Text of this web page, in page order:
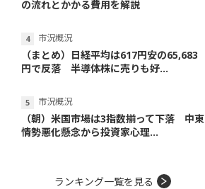
の流れとかかる費用を解説
市況概況
（まとめ）日経平均は617円安の65,683
円で反落 半導体株に売りも好...
市況概況
（朝）米国市場は3指数揃って下落 中東
情勢悪化懸念から投資家心理...
ランキング一覧を見る